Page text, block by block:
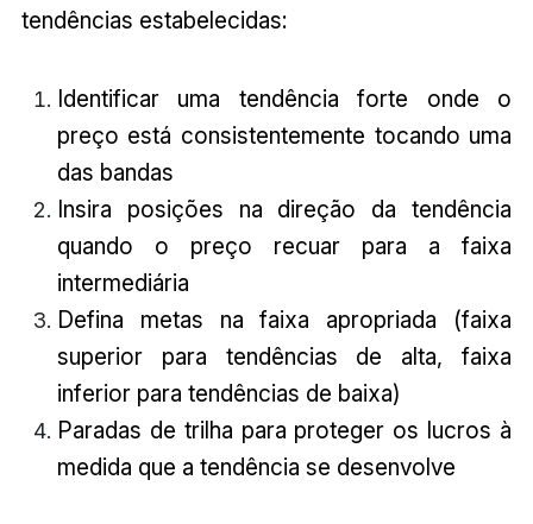
tendências estabelecidas:
Identificar uma tendência forte onde o
preço está consistentemente tocando uma
das bandas
Insira posições na direção da tendência
quando o preço recuar para a faixa
intermediária
Defina metas na faixa apropriada (faixa
superior para tendências de alta, faixa
inferior para tendências de baixa)
Paradas de trilha para proteger os lucros à
medida que a tendência se desenvolve